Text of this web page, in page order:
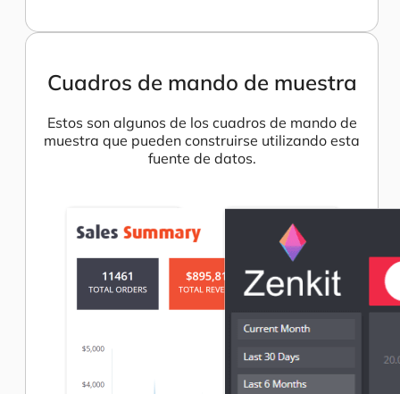
Cuadros de mando de muestra
Estos son algunos de los cuadros de mando de
muestra que pueden construirse utilizando esta
fuente de datos.